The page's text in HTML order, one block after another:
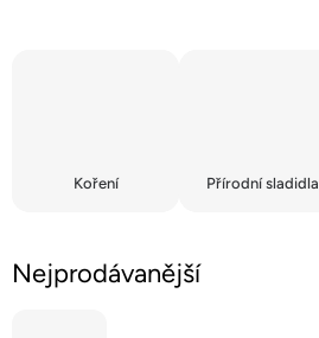
Koření Přírodní sladidla
Nejprodávanější